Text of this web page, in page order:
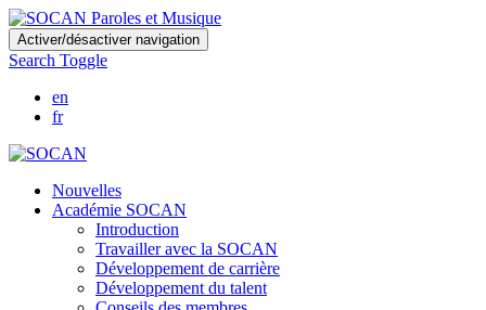
Skip
to
main
content
Activer/désactiver navigation
Search Toggle
en
fr
Nouvelles
Académie SOCAN
Introduction
Travailler avec la SOCAN
Développement de carrière
Développement du talent